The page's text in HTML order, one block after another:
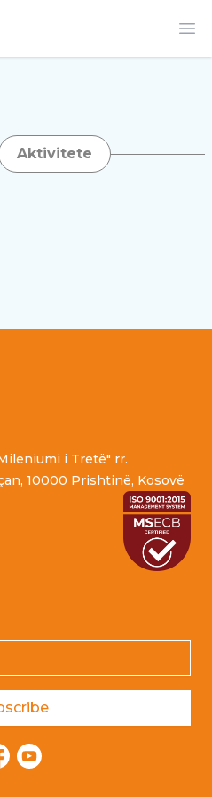
Aktivitete
i Tretë" rr.
10000 Prishtinë, Kosovë
YouTube